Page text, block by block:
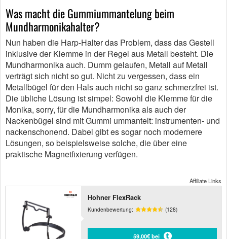
Was macht die Gummiummantelung beim
Mundharmonikahalter?
Nun haben die Harp-Halter das Problem, dass das Gestell
inklusive der Klemme in der Regel aus Metall besteht. Die
Mundharmonika auch. Dumm gelaufen, Metall auf Metall
verträgt sich nicht so gut. Nicht zu vergessen, dass ein
Metallbügel für den Hals auch nicht so ganz schmerzfrei ist.
Die übliche Lösung ist simpel: Sowohl die Klemme für die
Monika, sorry, für die Mundharmonika als auch der
Nackenbügel sind mit Gummi ummantelt: instrumenten- und
nackenschonend. Dabei gibt es sogar noch modernere
Lösungen, so beispielsweise solche, die über eine
praktische Magnetfixierung verfügen.
Affiliate Links
Hohner FlexRack
Kundenbewertung: (128)
59,00€ bei